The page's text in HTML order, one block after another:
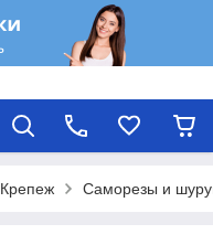
Крепеж Саморезы и